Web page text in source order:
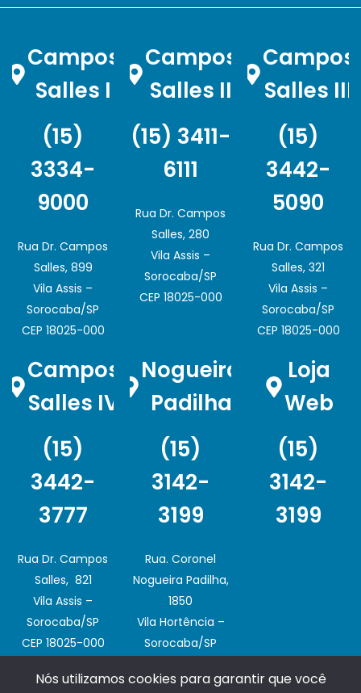
Campos
Salles I
(15)
3334-
9000
Rua Dr. Campos
Salles, 899
Vila Assis –
Sorocaba/SP
CEP 18025-000
Campos
Salles II
(15) 3411-
6111
Rua Dr. Campos
Salles, 280
Vila Assis –
Sorocaba/SP
CEP 18025-000
Campos
Salles III
(15)
3442-
5090
Rua Dr. Campos
Salles, 321
Vila Assis –
Sorocaba/SP
CEP 18025-000
Campos
Salles IV
(15)
3442-
3777
Rua Dr. Campos
Salles, 821
Vila Assis –
Sorocaba/SP
CEP 18025-000
Nogueira
Padilha
(15)
3142-
3199
Rua. Coronel
Nogueira Padilha,
1850
Vila Hortência –
Sorocaba/SP
Loja
Web
(15)
3142-
3199
Nós utilizamos cookies para garantir que você